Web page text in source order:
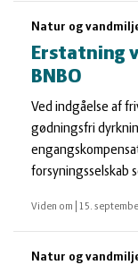
Natur og
Erstatning
BNBO
Ved indgåelse af
gødningsfri
forsyningsselskab
Viden om 15.
Natur og